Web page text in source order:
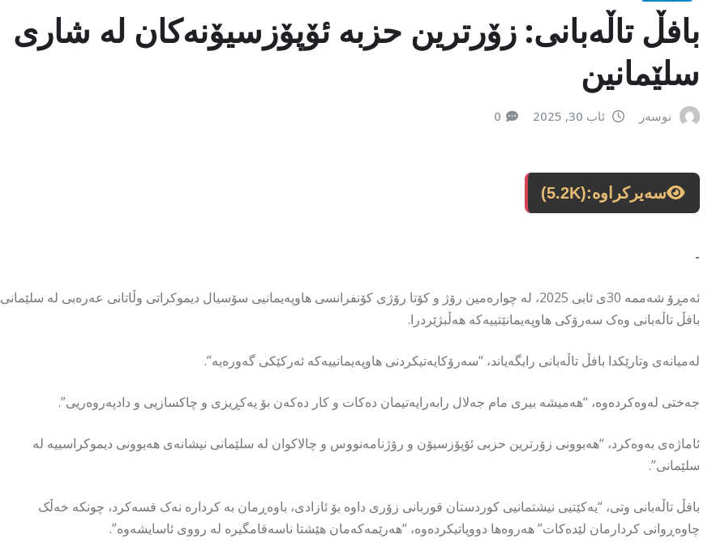
بافڵ تاڵەبانی: زۆرترین حزبە ئۆپۆزسیۆنەکان لە شاری
سلێمانین
نوسەر ئاب 30, 2025 0
سەیرکراوە:(5.2K)
-
ئەمڕۆ شەممە 30ی ئابی 2025، لە چوارەمین رۆژ و کۆتا رۆژی کۆنفرانسی هاوپەیمانیی سۆسیال دیموکراتی وڵاتانی عەرەبی لە سلێمانی
بافڵ تاڵەبانی وەک سەرۆکی هاوپەیمانێتییەکە هەڵبژێردرا.
لەمیانەی وتارێکدا بافڵ تاڵەبانی رایگەیاند، “سەرۆکایەتیکردنی هاوپەیمانییەکە ئەرکێکی گەورەیە”.
جەختی لەوەکردەوە، “هەمیشە بیری مام جەلال رابەرایەتیمان دەکات و کار دەکەن بۆ یەکڕیزی و چاکسازیی و دادپەروەریی”.
ئاماژەی بەوەکرد، “هەبوونی زۆرترین حزبی ئۆپۆزسیۆن و رۆژنامەنووس و چالاکوان لە سلێمانی نیشانەی هەبوونی دیموکراسییە لە
سلێمانی”.
بافڵ تاڵەبانی وتی، “یەکێتیی نیشتمانیی کوردستان قوربانی زۆری داوە بۆ ئازادی، باوەڕمان بە کردارە نەک قسەکرد، چونکە خەڵک
چاوەڕوانی کردارمان لێدەکات” هەروەها دووپاتیکردەوە، “هەرێمەکەمان هێشتا ناسەقامگیرە لە رووی ئاسایشەوە”.